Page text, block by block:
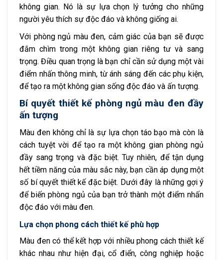
không gian. Nó là sự lựa chọn lý tưởng cho những
người yêu thích sự độc đáo và không giống ai.
Với phòng ngủ màu đen, cảm giác của bạn sẽ được
đắm chìm trong một không gian riêng tư và sang
trọng. Điều quan trọng là bạn chỉ cần sử dụng một vài
điểm nhấn thông minh, từ ánh sáng đến các phụ kiện,
để tạo ra một không gian sống độc đáo và ấn tượng.
Bí quyết thiết kế phòng ngủ màu đen đầy
ấn tượng
Màu đen không chỉ là sự lựa chọn táo bạo mà còn là
cách tuyệt vời để tạo ra một không gian phòng ngủ
đầy sang trọng và đặc biệt. Tuy nhiên, để tận dụng
hết tiềm năng của màu sắc này, bạn cần áp dụng một
số bí quyết thiết kế đặc biệt. Dưới đây là những gợi ý
để biến phòng ngủ của bạn trở thành một điểm nhấn
độc đáo với màu đen.
Lựa chọn phong cách thiết kế phù hợp
Màu đen có thể kết hợp với nhiều phong cách thiết kế
khác nhau như hiện đại, cổ điển, công nghiệp hoặc